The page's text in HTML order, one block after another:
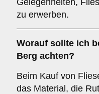
Gelegenheiten,
zu erwerben.
Worauf sollte ich
Berg achten?
Beim Kauf von
das Material, die